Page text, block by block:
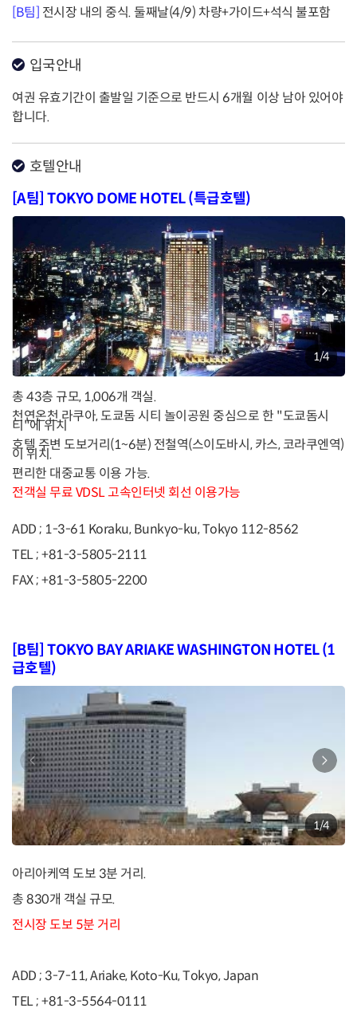
[B팀] 전시장 내의 중식. 둘째날(4/9) 차량+가이드+석식 불포함
입국안내
여권 유효기간이 출발일 기준으로 반드시 6개월 이상 남아 있어야
합니다.
호텔안내
[A팀] TOKYO DOME HOTEL (특급호텔)
1/4
총 43층 규모, 1,006개 객실.
천연온천 라쿠아, 도쿄돔 시티 놀이공원 중심으로 한 "도쿄돔시
티"에 위치
호텔 주변 도보거리(1~6분) 전철역(스이도바시, 카스, 코라쿠엔역)
이 위치.
편리한 대중교통 이용 가능.
전객실 무료 VDSL 고속인터넷 회선 이용가능
ADD ; 1-3-61 Koraku, Bunkyo-ku, Tokyo 112-8562
TEL ; +81-3-5805-2111
FAX ; +81-3-5805-2200
[B팀] TOKYO BAY ARIAKE WASHINGTON HOTEL (1
급호텔)
1/4
아리아케역 도보 3분 거리.
총 830개 객실 규모.
전시장 도보 5분 거리
ADD ; 3-7-11, Ariake, Koto-Ku, Tokyo, Japan
TEL ; +81-3-5564-0111